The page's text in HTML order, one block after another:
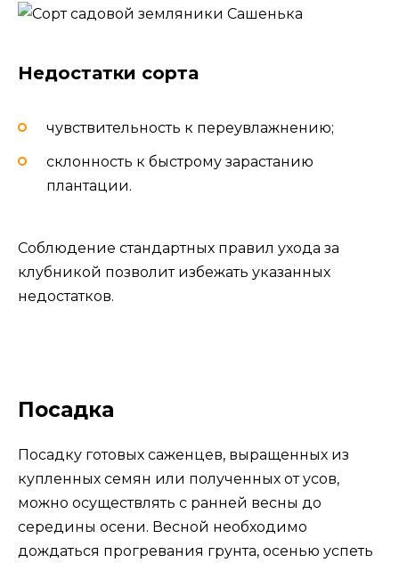
Недостатки сорта
чувствительность к переувлажнению;
склонность к быстрому зарастанию
плантации.
Соблюдение стандартных правил ухода за
клубникой позволит избежать указанных
недостатков.
Посадка
Посадку готовых саженцев, выращенных из
купленных семян или полученных от усов,
можно осуществлять с ранней весны до
середины осени. Весной необходимо
дождаться прогревания грунта, осенью успеть